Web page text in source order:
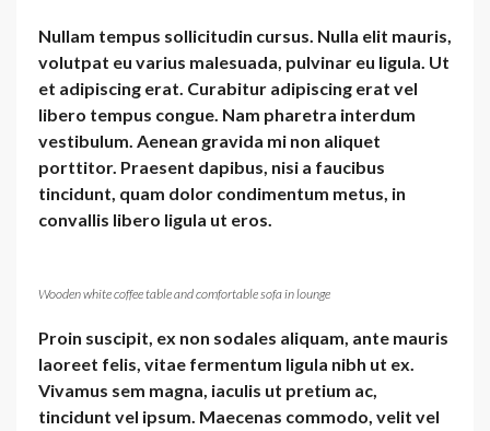
Nullam tempus sollicitudin cursus. Nulla elit mauris,
volutpat eu varius malesuada, pulvinar eu ligula. Ut
et adipiscing erat. Curabitur adipiscing erat vel
libero tempus congue. Nam pharetra interdum
vestibulum. Aenean gravida mi non aliquet
porttitor. Praesent dapibus, nisi a faucibus
tincidunt, quam dolor condimentum metus, in
convallis libero ligula ut eros.
Wooden white coffee table and comfortable sofa in lounge
Proin suscipit, ex non sodales aliquam, ante mauris
laoreet felis, vitae fermentum ligula nibh ut ex.
Vivamus sem magna, iaculis ut pretium ac,
tincidunt vel ipsum. Maecenas commodo, velit vel